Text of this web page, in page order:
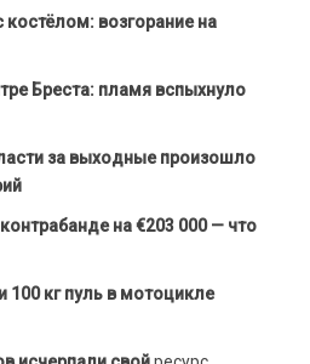
возгорание на
Бреста: пламя вспыхнуло
за выходные произошло
на €203 000 — что
кг пуль в мотоцикле